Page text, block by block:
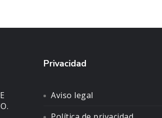
Privacidad
Aviso legal